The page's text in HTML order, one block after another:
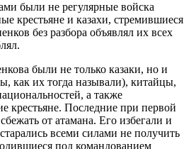
были не регулярные войска
крестьяне и казахи, стремившиеся
без разбора объявлял их всех
были не только казаки, но и
как их тогда называли), китайцы,
а также
крестьяне. Последние при первой
от атамана. Его избегали и
всеми силами не получить
под командованием